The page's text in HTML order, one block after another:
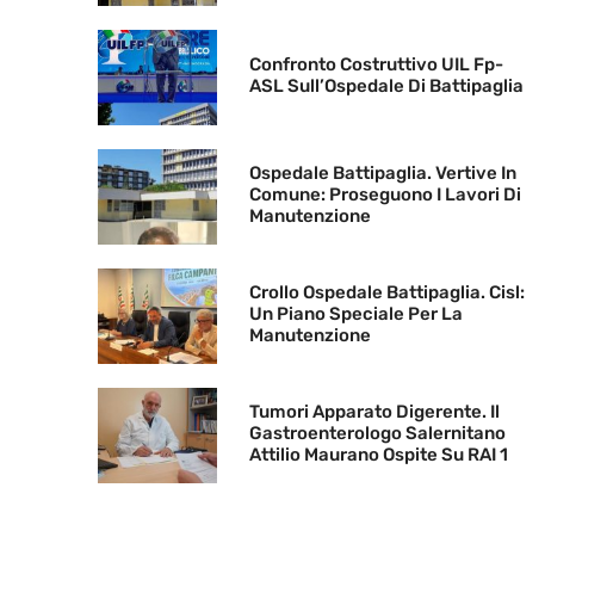
Confronto Costruttivo UIL Fp-
ASL Sull’Ospedale Di Battipaglia
Ospedale Battipaglia. Vertive In
Comune: Proseguono I Lavori Di
Manutenzione
Crollo Ospedale Battipaglia. Cisl:
Un Piano Speciale Per La
Manutenzione
Tumori Apparato Digerente. Il
Gastroenterologo Salernitano
Attilio Maurano Ospite Su RAI 1